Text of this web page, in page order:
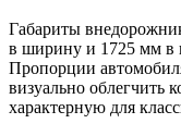
Габариты
в ширину и 1725 мм в
Пропорции
визуально облегчить
характерную для